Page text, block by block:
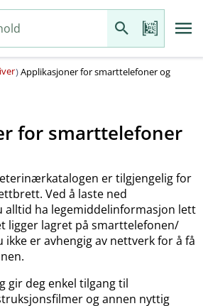
)Applikasjoner for smarttelefoner og
for smarttelefoner
er tilgjengelig for
Ved å laste ned
alltid ha legemiddelinformasjon lett
ligger lagret på smarttelefonen​/​
er avhengig av nettverk for å få
gir deg enkel tilgang til
og annen nyttig